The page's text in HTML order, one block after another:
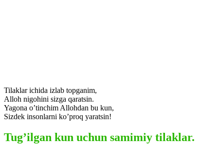
Tilaklar ichida izlab topganim,
Alloh nigohini sizga qaratsin.
Yagona o’tinchim Allohdan bu kun,
Sizdek insonlarni ko’proq yaratsin!
Tug’ilgan kun uchun samimiy tilaklar.